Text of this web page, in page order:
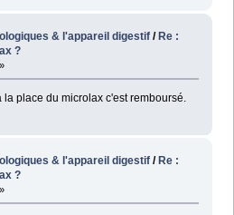
& l'appareil digestif /Re :
?
place du microlax c'est remboursé.
& l'appareil digestif / Re :
?